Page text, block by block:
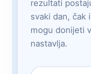
rezultati
svaki dan, čak
mogu donijeti
nastavlja.